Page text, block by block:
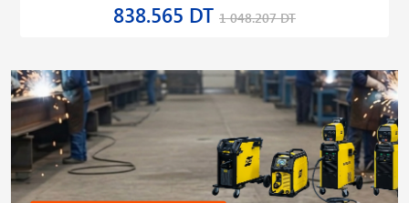
838.565 DT 1 048.207 DT